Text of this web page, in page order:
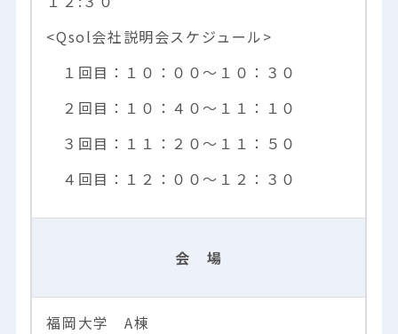
<Qsol会社説明会スケジュール>
１回目：１０：００～１０：３０
２回目：１０：４０～１１：１０
３回目：１１：２０～１１：５０
４回目：１２：００～１２：３０
会 場
福岡大学 A棟